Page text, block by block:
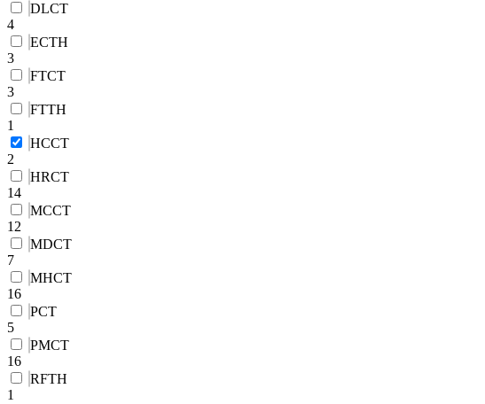
DLCT
4
ECTH
3
FTCT
3
FTTH
1
HCCT
2
HRCT
14
MCCT
12
MDCT
7
MHCT
16
PCT
5
PMCT
16
RFTH
1